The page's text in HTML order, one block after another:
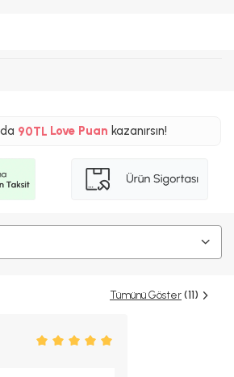
90TL Love Puan kazanırsın!
Tümünü Göster (11)